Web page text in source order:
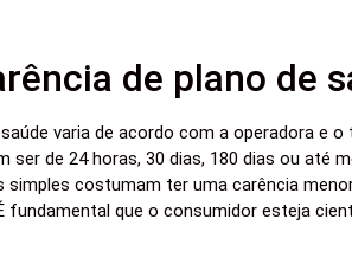
de plano de
varia de acordo com a operadora e o
ser de 24 horas, 30 dias, 180 dias ou até
simples costumam ter uma carência
fundamental que o consumidor esteja